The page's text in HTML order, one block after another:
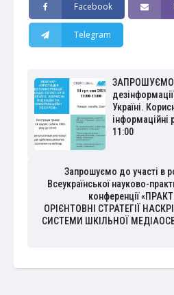
Facebook
Telegram
ЗАПРОШУЄМО
Україні.
інформаційні
11:00
Запрошуємо до участі в
Всеукраїнської науково-
конференції
ОРІЄНТОВНІ СТРАТЕГІЇ
СИСТЕМИ ШКІЛЬНОЇ